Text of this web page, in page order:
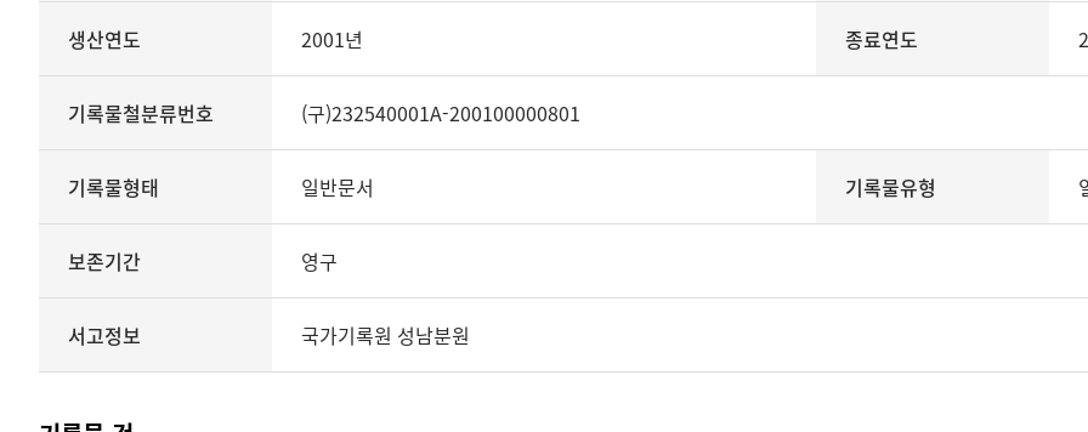
기록물철분류번호
기록물유형
보존기간
보여
기록물
생산연도 2001년 종료연도
기록물철분류번호 (구)232540001A-200100000801
기록물형태 일반문서 기록물유형
보존기간 영구
서고정보 국가기록원 성남분원